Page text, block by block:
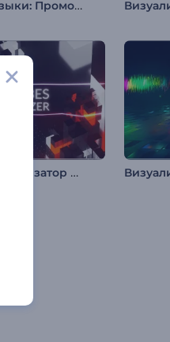
Визуализатор музыки: Промо альбома
Музыкальный визуализатор "Мозаика из кубиков"